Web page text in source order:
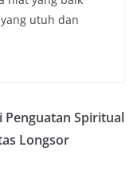
utuh dan
Penguatan Spiritual
Longsor